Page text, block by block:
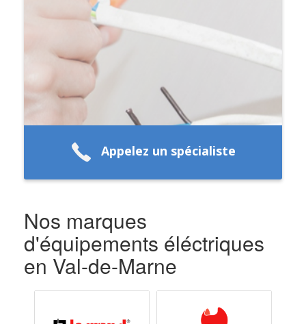
Appelez un spécialiste
Nos marques
d'équipements éléctriques
en Val-de-Marne